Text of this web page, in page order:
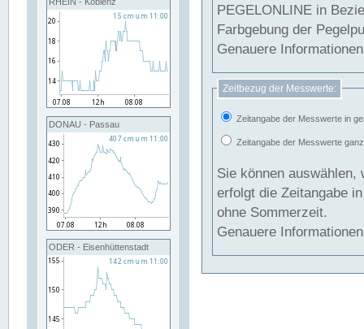
DONAU - Passau
ODER - Eisenhüttenstadt
PEGELONLINE in Beziehung
Farbgebung der
Genauere
Zeitbezug der Messwerte:
Zeitangabe der Messwerte in
Zeitangabe der Messwerte
Sie können auswählen,
erfolgt die Zeitangabe
ohne Sommerzeit.
Genauere